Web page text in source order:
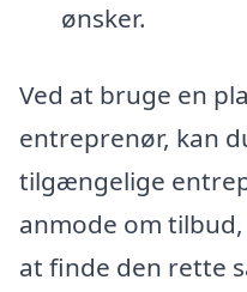
ønsker.
Ved at bruge en
entreprenør, kan
tilgængelige
anmode om
at finde den rette